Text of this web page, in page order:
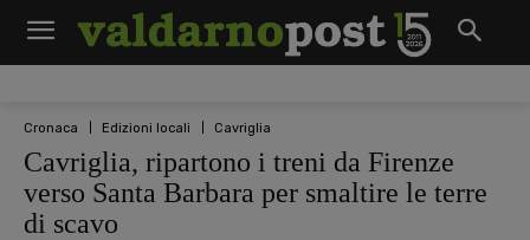
Cronaca Edizioni locali Cavriglia
Cavriglia, ripartono i treni da Firenze
verso Santa Barbara per smaltire le terre
di scavo